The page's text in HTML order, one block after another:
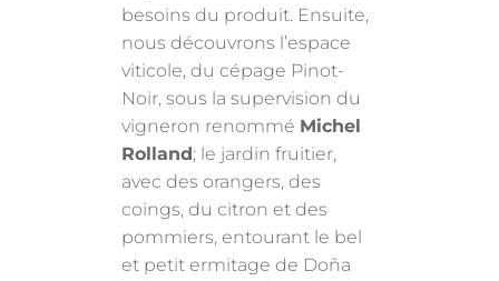
besoins du produit. Ensuite,
nous découvrons l’espace
viticole, du cépage Pinot-
Noir, sous la supervision du
vigneron renommé Michel
Rolland ; le jardin fruitier,
avec des orangers, des
coings, du citron et des
pommiers, entourant le bel
et petit ermitage de Doña